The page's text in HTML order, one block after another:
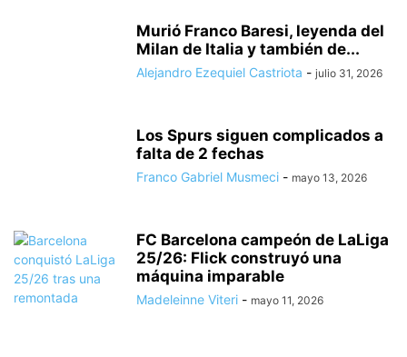
Murió Franco Baresi, leyenda del
Milan de Italia y también de...
Alejandro Ezequiel Castriota - julio 31, 2026
Los Spurs siguen complicados a
falta de 2 fechas
Franco Gabriel Musmeci - mayo 13, 2026
FC Barcelona campeón de LaLiga
25/26: Flick construyó una
máquina imparable
Madeleinne Viteri - mayo 11, 2026